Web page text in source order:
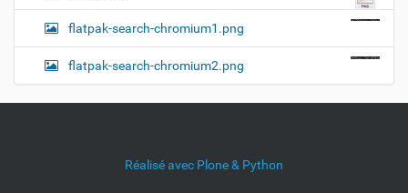
flatpak-search-chromium1.png
flatpak-search-chromium2.png
Réalisé avec Plone & Python